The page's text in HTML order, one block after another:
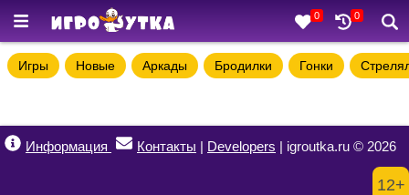
0 0
Игры Новые Аркады Бродилки Гонки
Информация Контакты | Developers | igroutka.ru © 2026
12+